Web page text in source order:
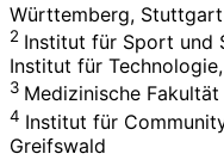
Württemberg, Stuttgart
2 Institut für Sport und
Institut für
3 Medizinische
4 Institut für
Greifswald